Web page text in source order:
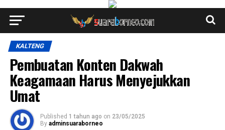
KALTENG
Pembuatan Konten Dakwah
Keagamaan Harus Menyejukkan
Umat
Published 1 tahun ago on 23/05/2025
By adminsuaraborneo